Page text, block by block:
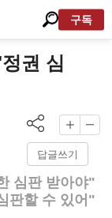
구독
권 심
답글쓰기
심판 받아야"
판할 수 있어"